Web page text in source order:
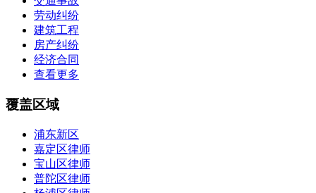
劳动纠纷
建筑工程
房产纠纷
经济合同
查看更多
覆盖区域
浦东新区
嘉定区律师
宝山区律师
普陀区律师